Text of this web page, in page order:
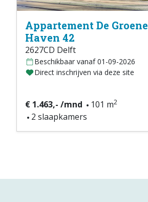
Appartement De Groene
Haven 42
2627CD Delft
Beschikbaar vanaf 01-09-2026
Direct inschrijven via deze site
€ 1.463,- /mnd 101 m2
2 slaapkamers